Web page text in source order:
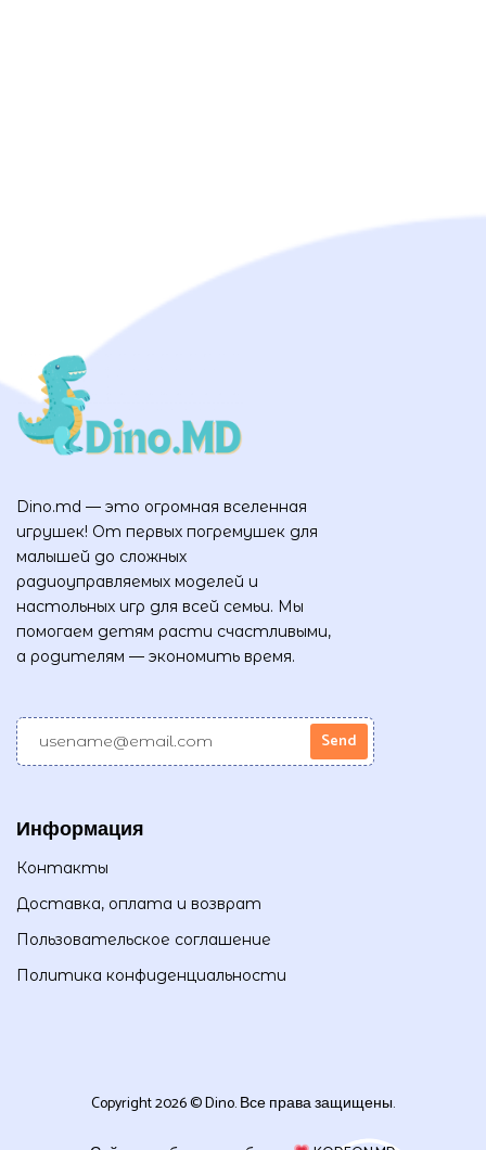
Dino.md — это огромная вселенная
игрушек! От первых погремушек для
малышей до сложных
радиоуправляемых моделей и
настольных игр для всей семьи. Мы
помогаем детям расти счастливыми,
а родителям — экономить время.
Информация
Контакты
Доставка, оплата и возврат
Пользовательское соглашение
Политика конфиденциальности
Copyright 2026 © Dino. Все права защищены.